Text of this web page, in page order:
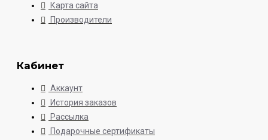
Карта сайта
Производители
Кабинет
Аккаунт
История заказов
Рассылка
Подарочные сертификаты